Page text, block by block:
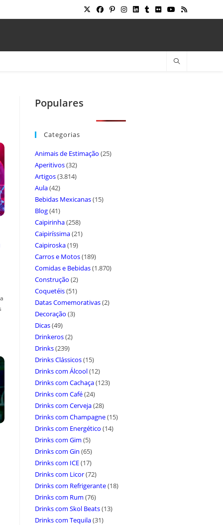
Populares
Categorias
Animais de Estimação (25)
Aperitivos(32)
Artigos(3.814)
Aula(42)
Bebidas Mexicanas(15)
Blog(41)
Caipirinha(258)
Caipiríssima(21)
Caipiroska(19)
Carros e Motos(189)
Comidas e Bebidas(1.870)
Construção (2)
Coquetéis(51)
Datas Comemorativas(2)
Decoração (3)
Dicas(49)
Drinkeros(2)
Drinks(239)
Drinks Clássicos(15)
Drinks com Álcool(12)
Drinks com Cachaça(123)
Drinks com Café(24)
Drinks com Cerveja(28)
Drinks com Champagne(15)
Drinks com Energético (14)
Drinks com Gim (5)
Drinks com Gin (65)
Drinks com ICE(17)
Drinks com Licor(72)
Drinks com Refrigerante(18)
Drinks com Rum (76)
Drinks com Skol Beats(13)
Drinks com Tequila(31)